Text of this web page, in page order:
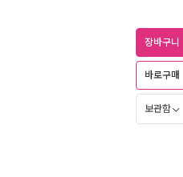
장바구니
바로구매
보관함